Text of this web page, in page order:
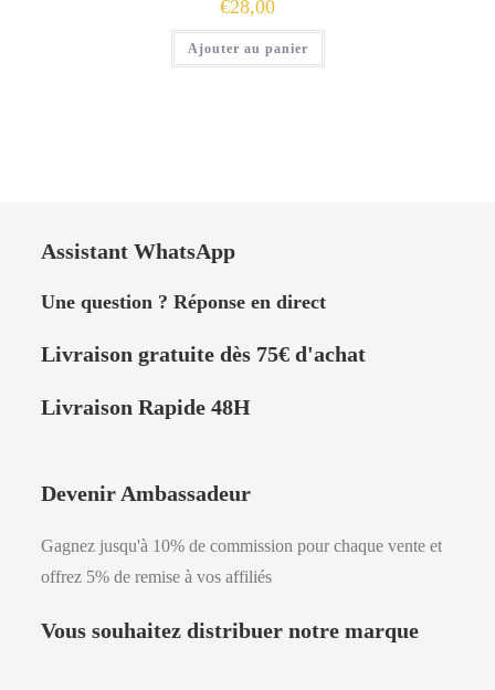
€28,00
Ajouter au panier
Assistant WhatsApp
Une question ? Réponse en direct
Livraisongratuite dès 75€ d'achat
Livraison Rapide 48H
Devenir Ambassadeur
Gagnez jusqu'à 10% de commission pour chaque vente et
offrez 5% de remise à vos affiliés
Vous souhaitez distribuer notre marque